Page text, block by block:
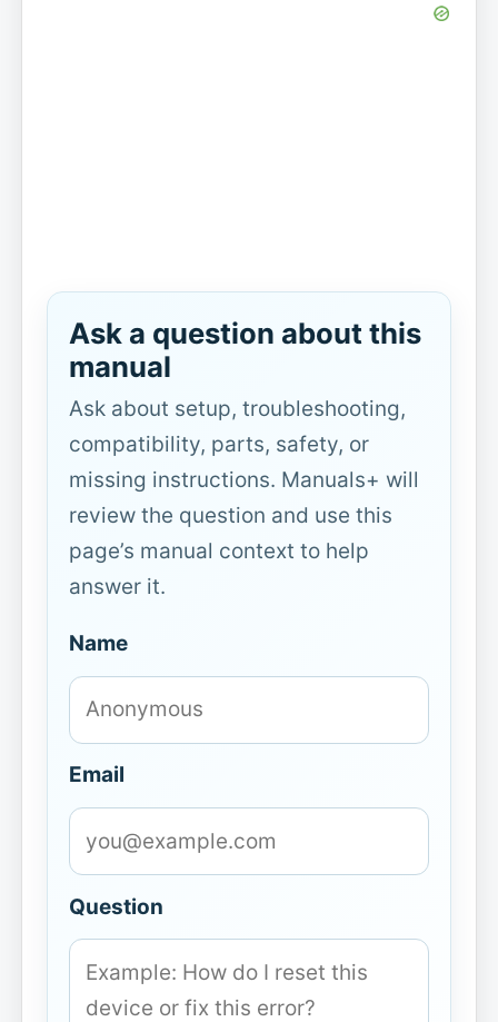
Ask a question about this
manual
Ask about setup, troubleshooting,
compatibility, parts, safety, or
missing instructions. Manuals+ will
review the question and use this
page’s manual context to help
answer it.
Name
Email
Question